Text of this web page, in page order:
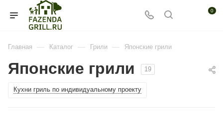
0
Главная — Каталог — Грили — Японские грили
Японские грили 19
Кухни гриль по индивидуальному проекту